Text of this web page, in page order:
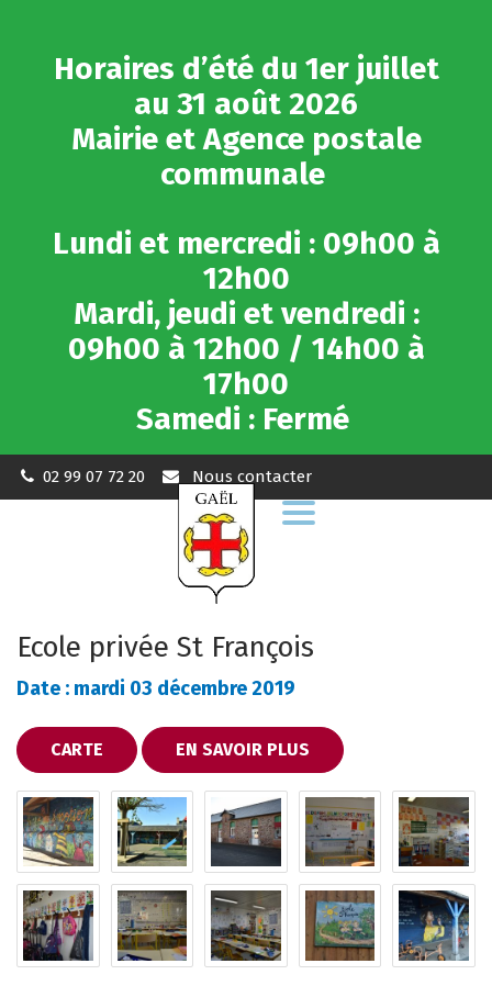
Horaires d’été du 1er juillet
au 31 août 2026
Mairie et Agence postale
communale
Lundi et mercredi : 09h00 à
12h00
Mardi, jeudi et vendredi :
09h00 à 12h00 / 14h00 à
17h00
Samedi : Fermé
02 99 07 72 20 Nous contacter
Aller
Ecole privée St François
Date : mardi 03 décembre 2019
CARTE EN SAVOIR PLUS